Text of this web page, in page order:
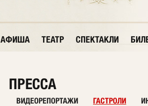
АФИША ТЕАТР СПЕКТАКЛИ
ПРЕССА
ВИДЕОРЕПОРТАЖИ ГАСТРОЛИ